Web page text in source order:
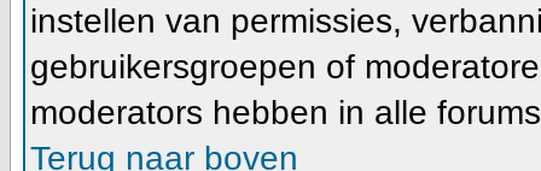
instellen van permissies,
gebruikersgroepen of
moderators hebben in alle
Terug naar boven